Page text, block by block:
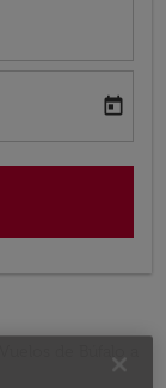
date-aria-label
today